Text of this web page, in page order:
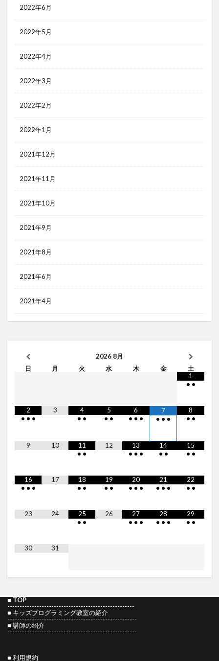
2022年6月
2022年5月
2022年4月
2022年3月
2022年2月
2022年1月
2021年12月
2021年11月
2021年10月
2021年9月
2021年8月
2021年6月
2021年4月
2026 8月
日
月 火 水 木 金
土
1
• •
2
• • •
3
4
• •
5
• •
6
• • •
7
• • •
8
• •
9 10
11
• •
12
13
• • •
14
• •
15
• •
16
• • •
17
18
• •
19
• •
20
• • •
21
• • •
22
• •
23 24
25
• •
26
27
• • •
28
• • •
29
• •
30 31
■ TOP
----------------------------------------------------
■ キッズプログラミング教室の紹介
-----------------------------------------------------
■ 講師の紹介
-----------------------------------------------------
■ 利用規約